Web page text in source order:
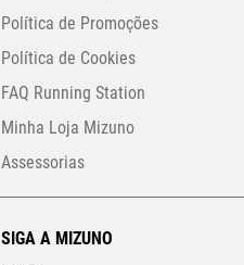
Política de Promoções
Política de Cookies
FAQ Running Station
Minha Loja Mizuno
Assessorias
SIGA A MIZUNO